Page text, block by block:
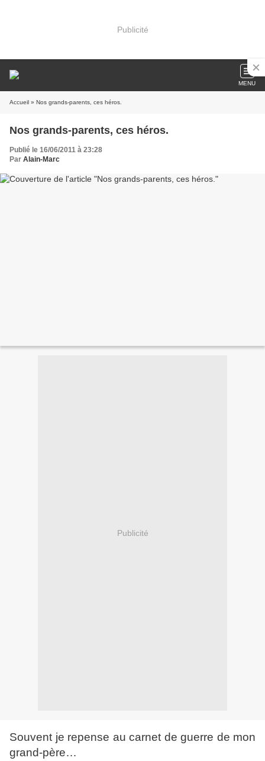
Publicité
MENU
Accueil » Nos grands-parents, ces héros.
Nos grands-parents, ces héros.
Publié le 16/06/2011 à 23:28
Par Alain-Marc
Publicité
Souvent je repense au carnet de guerre de mon
grand-père…